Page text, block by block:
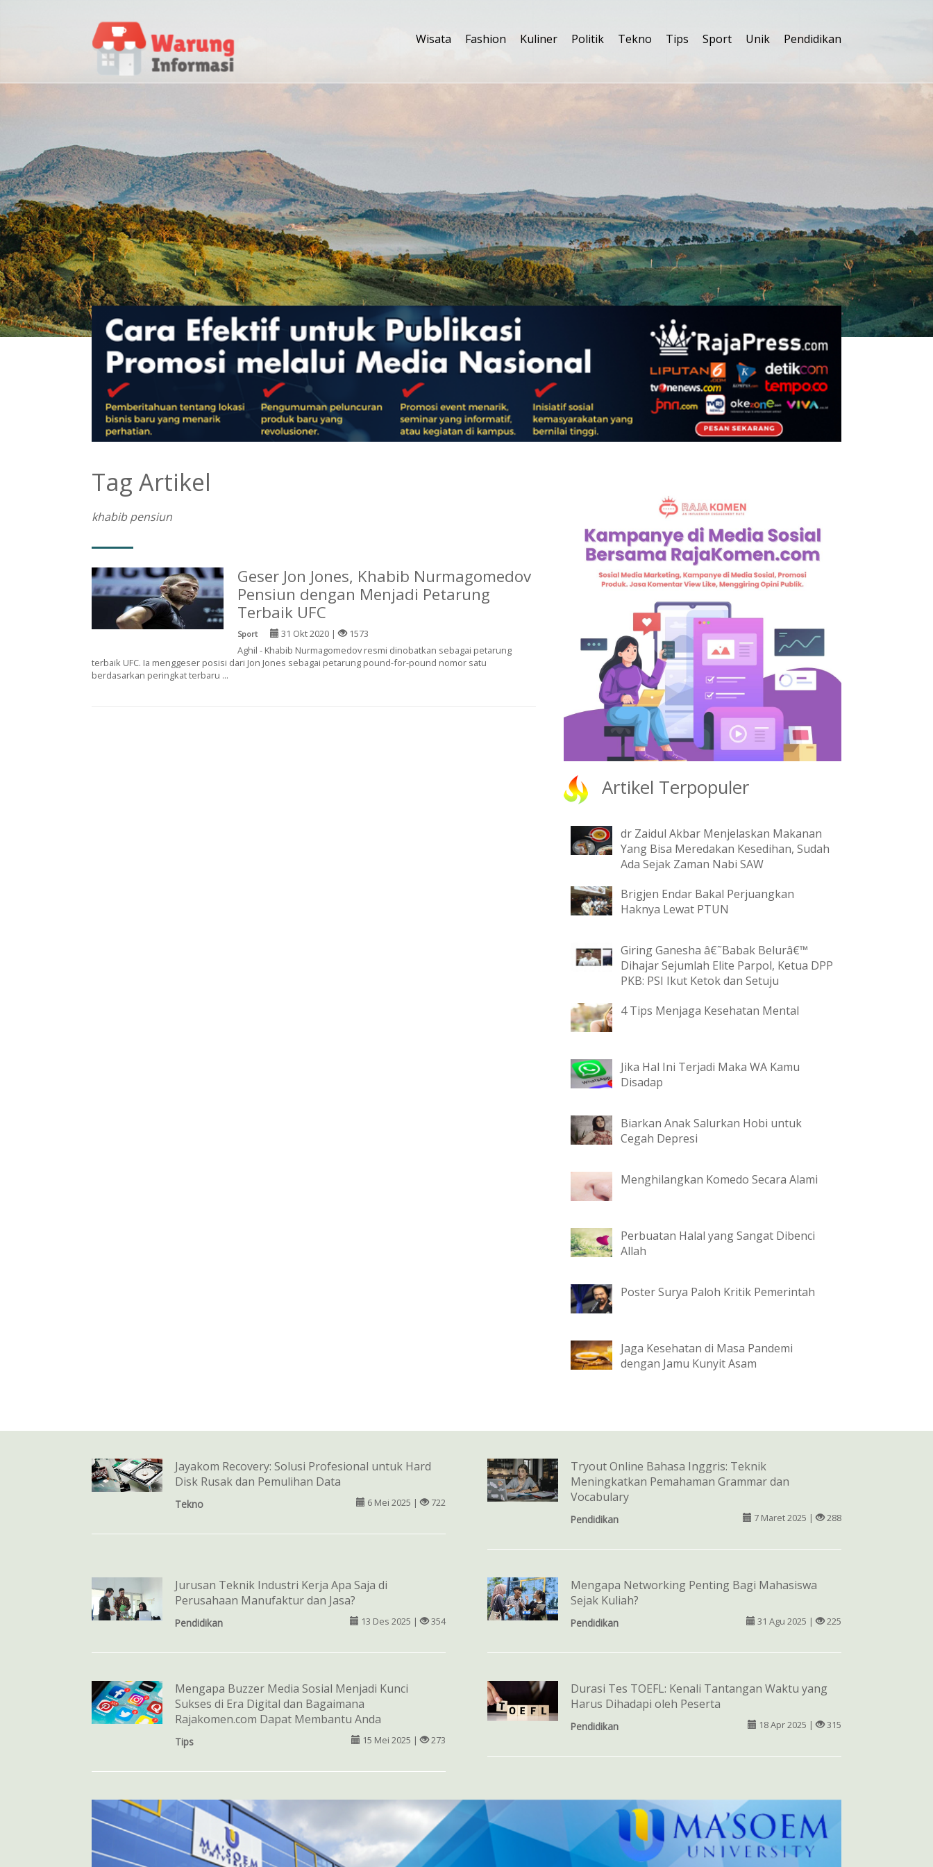
Wisata Fashion Kuliner Politik Tekno Tips Sport Unik Pendidikan
Tag Artikel
khabib pensiun
Geser Jon Jones, Khabib Nurmagomedov
Pensiun dengan Menjadi Petarung
Terbaik UFC
Sport 31 Okt 2020 |
1573
Aghil - Khabib Nurmagomedov resmi dinobatkan sebagai petarung
terbaik UFC. Ia menggeser posisi dari Jon Jones sebagai petarung pound-for-pound nomor satu
berdasarkan peringkat terbaru ...
Artikel Terpopuler
dr Zaidul Akbar Menjelaskan Makanan
Yang Bisa Meredakan Kesedihan, Sudah
Ada Sejak Zaman Nabi SAW
Brigjen Endar Bakal Perjuangkan
Haknya Lewat PTUN
Giring Ganesha â€˜Babak Belurâ€™
Dihajar Sejumlah Elite Parpol, Ketua DPP
PKB: PSI Ikut Ketok dan Setuju
4 Tips Menjaga Kesehatan Mental
Jika Hal Ini Terjadi Maka WA Kamu
Disadap
Biarkan Anak Salurkan Hobi untuk
Cegah Depresi
Menghilangkan Komedo Secara Alami
Perbuatan Halal yang Sangat Dibenci
Allah
Poster Surya Paloh Kritik Pemerintah
Jaga Kesehatan di Masa Pandemi
dengan Jamu Kunyit Asam
Jayakom Recovery: Solusi Profesional untuk Hard
Disk Rusak dan Pemulihan Data
Tekno 6 Mei 2025 | 722
Tryout Online Bahasa Inggris: Teknik
Meningkatkan Pemahaman Grammar dan
Vocabulary
Pendidikan 7 Maret 2025 | 288
Jurusan Teknik Industri Kerja Apa Saja di
Perusahaan Manufaktur dan Jasa?
Pendidikan 13 Des 2025 | 354
Mengapa Networking Penting Bagi Mahasiswa
Sejak Kuliah?
Pendidikan 31 Agu 2025 | 225
Mengapa Buzzer Media Sosial Menjadi Kunci
Sukses di Era Digital dan Bagaimana
Rajakomen.com Dapat Membantu Anda
Tips 15 Mei 2025 | 273
Durasi Tes TOEFL: Kenali Tantangan Waktu yang
Harus Dihadapi oleh Peserta
Pendidikan 18 Apr 2025 | 315